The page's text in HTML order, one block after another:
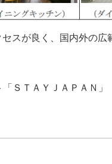
スが良く、国内外の広
「ＳＴＡＹＪＡＰＡＮ」